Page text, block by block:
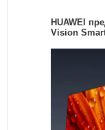
HUAWEI
Vision